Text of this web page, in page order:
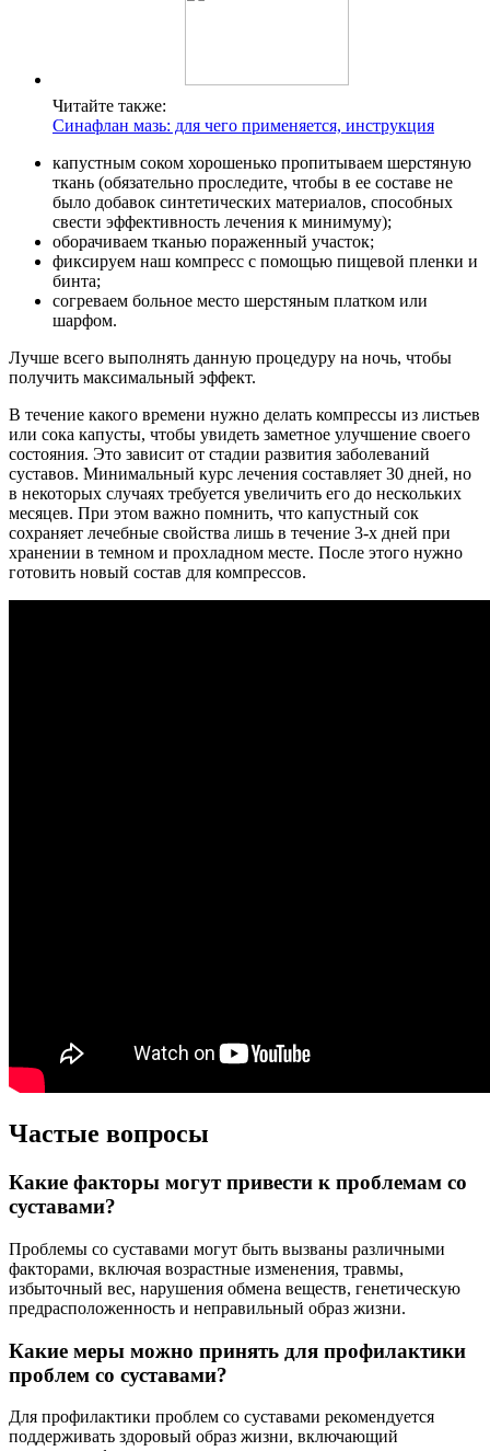
Читайте также:
Синафлан мазь: для чего применяется, инструкция
капустным соком хорошенько пропитываем шерстяную
ткань (обязательно проследите, чтобы в ее составе не
было добавок синтетических материалов, способных
свести эффективность лечения к минимуму);
оборачиваем тканью пораженный участок;
фиксируем наш компресс с помощью пищевой пленки и
бинта;
согреваем больное место шерстяным платком или
шарфом.
Лучше всего выполнять данную процедуру на ночь, чтобы
получить максимальный эффект.
В течение какого времени нужно делать компрессы из листьев
или сока капусты, чтобы увидеть заметное улучшение своего
состояния. Это зависит от стадии развития заболеваний
суставов. Минимальный курс лечения составляет 30 дней, но
в некоторых случаях требуется увеличить его до нескольких
месяцев. При этом важно помнить, что капустный сок
сохраняет лечебные свойства лишь в течение 3-х дней при
хранении в темном и прохладном месте. После этого нужно
готовить новый состав для компрессов.
Частые вопросы
Какие факторы могут привести к проблемам со
суставами?
Проблемы со суставами могут быть вызваны различными
факторами, включая возрастные изменения, травмы,
избыточный вес, нарушения обмена веществ, генетическую
предрасположенность и неправильный образ жизни.
Какие меры можно принять для профилактики
проблем со суставами?
Для профилактики проблем со суставами рекомендуется
поддерживать здоровый образ жизни, включающий